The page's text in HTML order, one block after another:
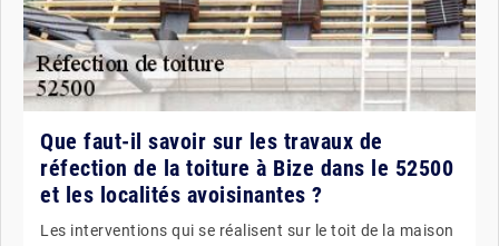
Que faut-il savoir sur les travaux de
réfection de la toiture à Bize dans le 52500
et les localités avoisinantes ?
Les interventions qui se réalisent sur le toit de la maison